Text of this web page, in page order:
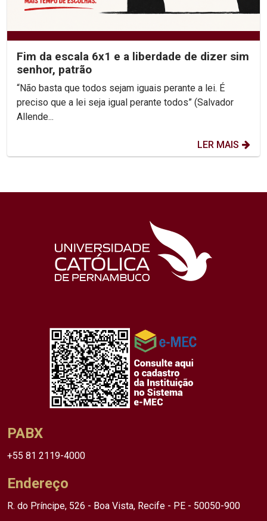
Fim da escala 6x1 e a liberdade de dizer sim
senhor, patrão
“Não basta que todos sejam iguais perante a lei. É
preciso que a lei seja igual perante todos” (Salvador
Allende...
LER MAIS
PABX
+55 81 2119-4000
Endereço
R. do Príncipe, 526 - Boa Vista, Recife - PE - 50050-900